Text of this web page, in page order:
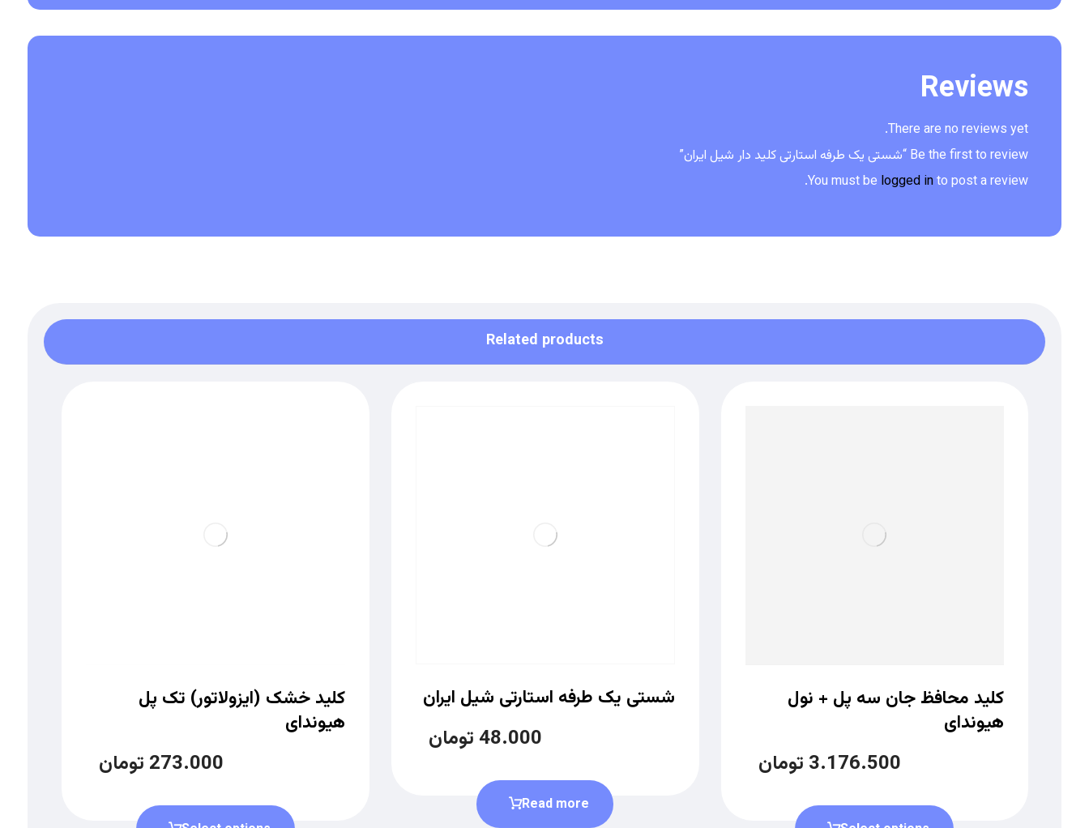
Reviews
There are no reviews yet.
Be the first to review “شستی یک طرفه استارتی کلید دار شیل ایران”
You must be logged into post a review.
Related products
کلید محافظ جان سه پل + نول
هیوندای
3.176.500 تومان
شستی یک طرفه استارتی شیل ایران
48.000 تومان
Read more
کلید خشک (ایزولاتور) تک پل
هیوندای
273.000 تومان